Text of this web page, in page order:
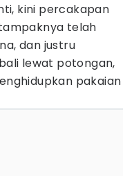
kini percakapan
telah
dan justru
lewat potongan,
pakaian